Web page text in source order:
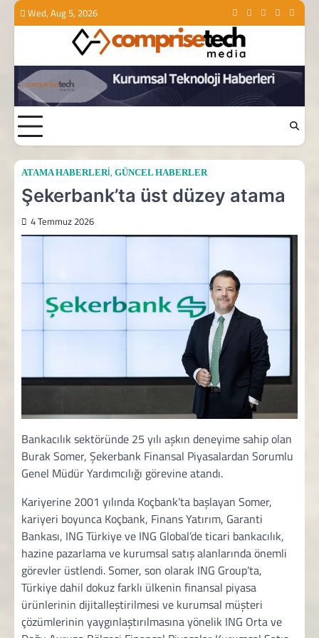
Skip
Wed, Aug 5, 2026 Linkedin
Facebook
Instagram
Youtube
ATAMA HABERLERI, GÜNCEL HABERLER
Şekerbank’ta üst düzey atama
4 Temmuz 2026
Bankacılık sektöründe 25 yılı aşkın deneyime sahip olan
Burak Somer, Şekerbank Finansal Piyasalardan Sorumlu
Genel Müdür Yardımcılığı görevine atandı.
Kariyerine 2001 yılında Koçbank’ta başlayan Somer,
kariyeri boyunca Koçbank, Finans Yatırım, Garanti
Bankası, ING Türkiye ve ING Global’de ticari bankacılık,
hazine pazarlama ve kurumsal satış alanlarında önemli
görevler üstlendi. Somer, son olarak ING Group’ta,
Türkiye dahil dokuz farklı ülkenin finansal piyasa
ürünlerinin dijitalleştirilmesi ve kurumsal müşteri
çözümlerinin yaygınlaştırılmasına yönelik ING Orta ve